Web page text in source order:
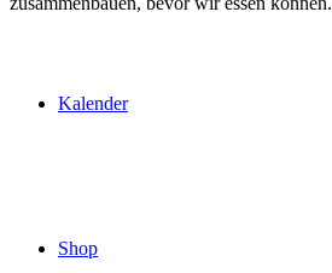
Kalender
Shop